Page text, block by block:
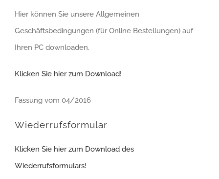
Hier können Sie unsere Allgemeinen
Geschäftsbedingungen (für Online Bestellungen) auf
Ihren PC downloaden.
Klicken Sie hier zum Download!
Fassung vom 04/2016
Wiederrufsformular
Klicken Sie hier zum Download des
Wiederrufsformulars!